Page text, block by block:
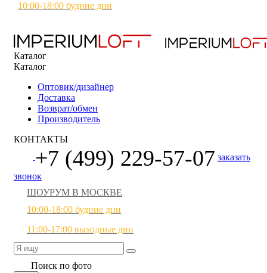
10:00-18:00 будние дни
Каталог
Каталог
Оптовик/дизайнер
Доставка
Возврат/обмен
Производитель
КОНТАКТЫ
+7 (499) 229-57-07 заказать
звонок
ШОУРУМ В МОСКВЕ
10:00-18:00 будние дни
11:00-17:00 выходные дни
Поиск по фото